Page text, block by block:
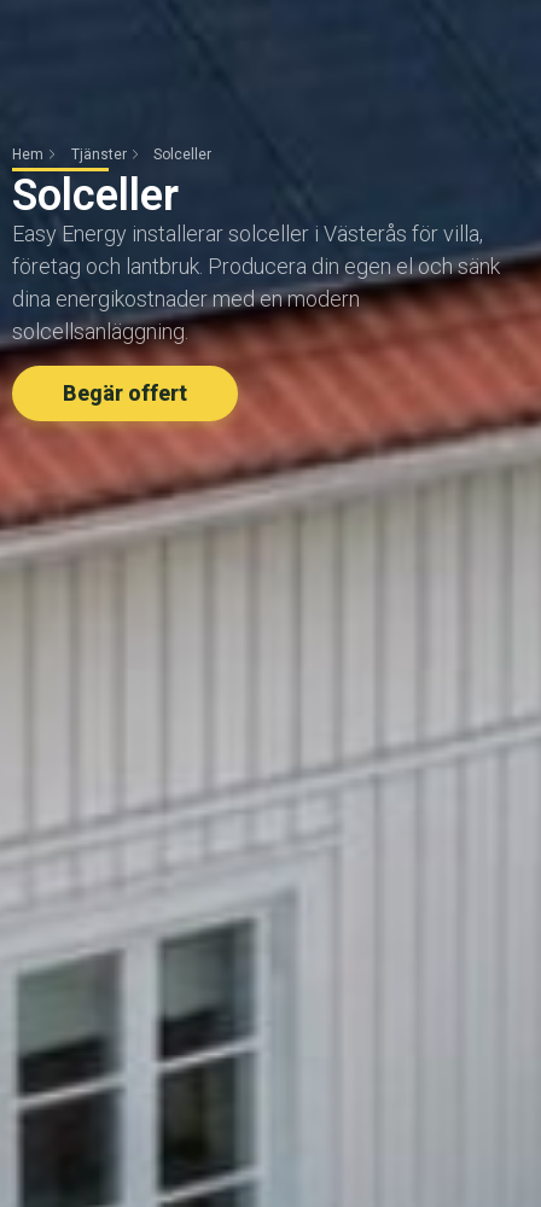
Hem Tjänster Solceller
Solceller
Easy Energy installerar solceller i Västerås för villa,
företag och lantbruk. Producera din egen el och sänk
dina energikostnader med en modern
solcellsanläggning.
Begär offert